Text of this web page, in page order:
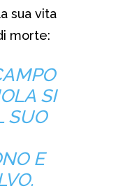
sua vita
morte:
SI
SUO
E